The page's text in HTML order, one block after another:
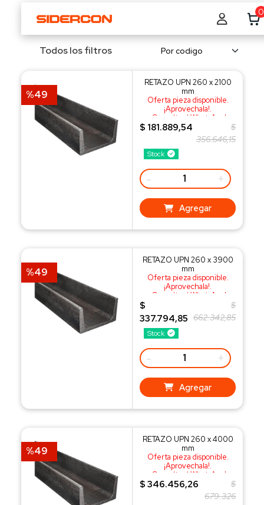
0
Todos los filtros
%49
Stock
RETAZO UPN 260 x 2100
mm
Oferta pieza disponible.
¡Aprovechala!.
¡Consulta al WhatsApp!
$ 181.889,54
$
356.646,15
- +
Agregar
%49
Stock
RETAZO UPN 260 x 3900
mm
Oferta pieza disponible.
¡Aprovechala!.
¡Consulta al WhatsApp!
$
337.794,85
$
662.342,85
- +
Agregar
%49
RETAZO UPN 260 x 4000
mm
Oferta pieza disponible.
¡Aprovechala!.
¡Consulta al WhatsApp!
$ 346.456,26
$
679.326